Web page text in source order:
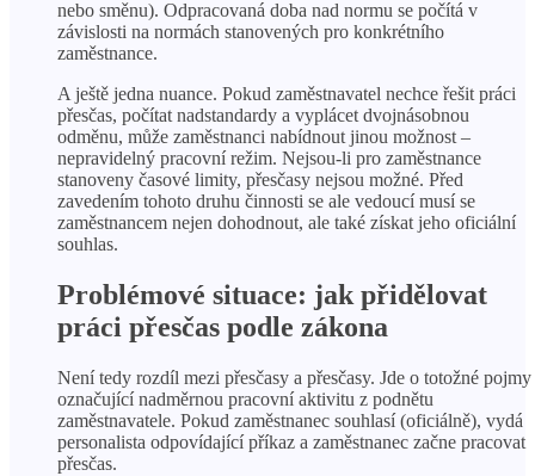
nebo směnu). Odpracovaná doba nad normu se počítá v
závislosti na normách stanovených pro konkrétního
zaměstnance.
A ještě jedna nuance. Pokud zaměstnavatel nechce řešit práci
přesčas, počítat nadstandardy a vyplácet dvojnásobnou
odměnu, může zaměstnanci nabídnout jinou možnost –
nepravidelný pracovní režim. Nejsou-li pro zaměstnance
stanoveny časové limity, přesčasy nejsou možné. Před
zavedením tohoto druhu činnosti se ale vedoucí musí se
zaměstnancem nejen dohodnout, ale také získat jeho oficiální
souhlas.
Problémové situace: jak přidělovat
práci přesčas podle zákona
Není tedy rozdíl mezi přesčasy a přesčasy. Jde o totožné pojmy
označující nadměrnou pracovní aktivitu z podnětu
zaměstnavatele. Pokud zaměstnanec souhlasí (oficiálně), vydá
personalista odpovídající příkaz a zaměstnanec začne pracovat
přesčas.